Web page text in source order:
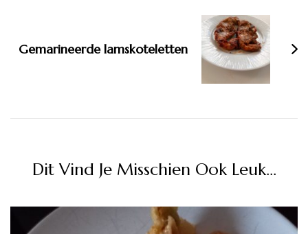
Gemarineerde lamskoteletten
Dit Vind Je Misschien Ook Leuk...